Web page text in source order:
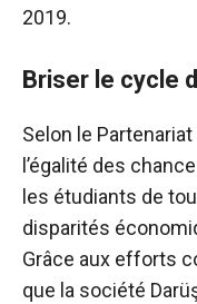
2019.
Briser le cycle
Selon le
l’égalité des
les étudiants de
disparités
Grâce aux efforts
que la société